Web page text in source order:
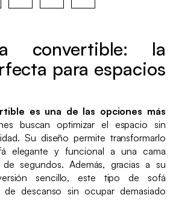
convertible: la
para espacios
es una de las opciones más
buscan optimizar el espacio sin
Su diseño permite transformarlo
elegante y funcional a una cama
segundos. Además, gracias a su
sencillo, este tipo de sofá
descanso sin ocupar demasiado